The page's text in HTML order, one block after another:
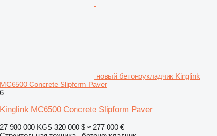
новый бетоноукладчик Kinglink
MC6500 Concrete Slipform Paver
6
Kinglink MC6500 Concrete Slipform Paver
27 980 000 KGS 320 000 $ ≈ 277 000 €